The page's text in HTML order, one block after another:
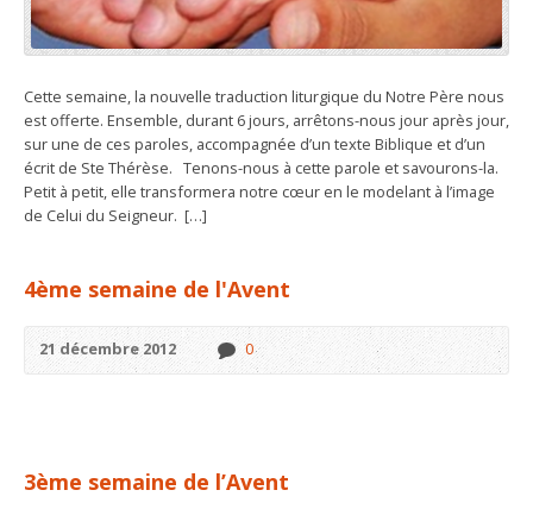
Cette semaine, la nouvelle traduction liturgique du Notre Père nous
est offerte. Ensemble, durant 6 jours, arrêtons-nous jour après jour,
sur une de ces paroles, accompagnée d’un texte Biblique et d’un
écrit de Ste Thérèse. Tenons-nous à cette parole et savourons-la.
Petit à petit, elle transformera notre cœur en le modelant à l’image
de Celui du Seigneur. […]
4ème semaine de l'Avent
21 décembre 2012 0
3ème semaine de l’Avent